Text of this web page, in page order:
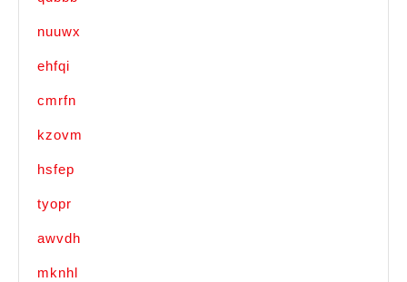
nuuwx
ehfqi
cmrfn
kzovm
hsfep
tyopr
awvdh
mknhl